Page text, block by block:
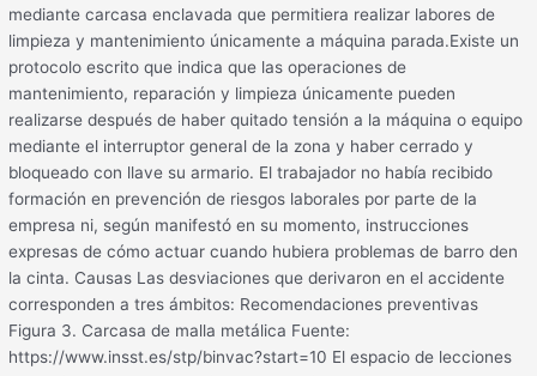
mediante carcasa enclavada que permitiera realizar labores de
limpieza y mantenimiento únicamente a máquina parada.Existe un
protocolo escrito que indica que las operaciones de
mantenimiento, reparación y limpieza únicamente pueden
realizarse después de haber quitado tensión a la máquina o equipo
mediante el interruptor general de la zona y haber cerrado y
bloqueado con llave su armario. El trabajador no había recibido
formación en prevención de riesgos laborales por parte de la
empresa ni, según manifestó en su momento, instrucciones
expresas de cómo actuar cuando hubiera problemas de barro den
la cinta. Causas Las desviaciones que derivaron en el accidente
corresponden a tres ámbitos: Recomendaciones preventivas
Figura 3. Carcasa de malla metálica Fuente:
https://www.insst.es/stp/binvac?start=10 El espacio de lecciones